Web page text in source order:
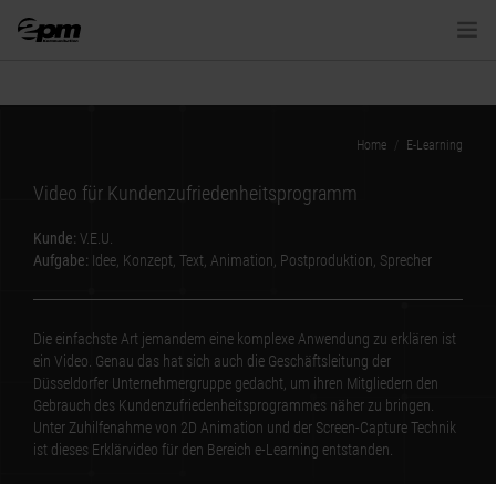
NEUE MEDIEN
KONTAKT
Home E-Learning
Video für Kundenzufriedenheitsprogramm
Kunde: V.E.U.
Aufgabe: Idee, Konzept, Text, Animation, Postproduktion, Sprecher
Die einfachste Art jemandem eine komplexe Anwendung zu erklären ist
ein Video. Genau das hat sich auch die Geschäftsleitung der
Düsseldorfer Unternehmergruppe gedacht, um ihren Mitgliedern den
Gebrauch des Kundenzufriedenheitsprogrammes näher zu bringen.
Unter Zuhilfenahme von 2D Animation und der Screen-Capture Technik
ist dieses Erklärvideo für den Bereich e-Learning entstanden.